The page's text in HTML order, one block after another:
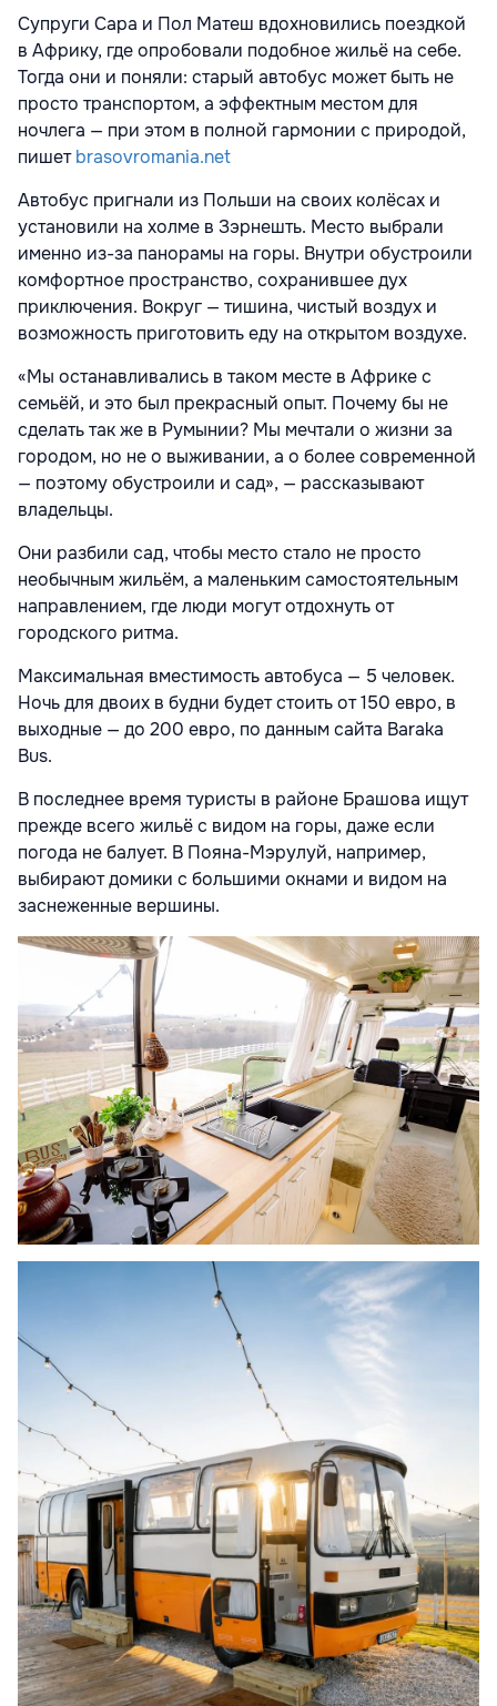
Супруги Сара и Пол Матеш вдохновились поездкой
в Африку, где опробовали подобное жильё на себе.
Тогда они и поняли: старый автобус может быть не
просто транспортом, а эффектным местом для
ночлега — при этом в полной гармонии с природой,
пишетbrasovromania.net
Автобус пригнали из Польши на своих колёсах и
установили на холме в Зэрнешть. Место выбрали
именно из-за панорамы на горы. Внутри обустроили
комфортное пространство, сохранившее дух
приключения. Вокруг — тишина, чистый воздух и
возможность приготовить еду на открытом воздухе.
«Мы останавливались в таком месте в Африке с
семьёй, и это был прекрасный опыт. Почему бы не
сделать так же в Румынии? Мы мечтали о жизни за
городом, но не о выживании, а о более современной
— поэтому обустроили и сад», — рассказывают
владельцы.
Они разбили сад, чтобы место стало не просто
необычным жильём, а маленьким самостоятельным
направлением, где люди могут отдохнуть от
городского ритма.
Максимальная вместимость автобуса — 5 человек.
Ночь для двоих в будни будет стоить от 150 евро, в
выходные — до 200 евро, по данным сайта Baraka
Bus.
В последнее время туристы в районе Брашова ищут
прежде всего жильё с видом на горы, даже если
погода не балует. В Пояна-Мэрулуй, например,
выбирают домики с большими окнами и видом на
заснеженные вершины.